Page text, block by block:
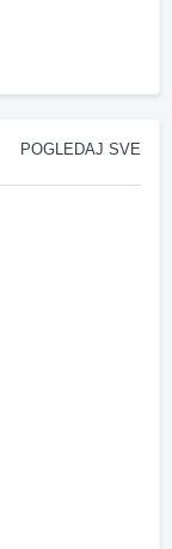
POGLEDAJ SVE